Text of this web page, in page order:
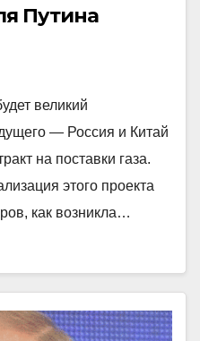
Путина
великий
— Россия и Китай
на поставки газа.
этого проекта
как возникла…